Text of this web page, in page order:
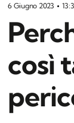
6 Giugno 2023
così